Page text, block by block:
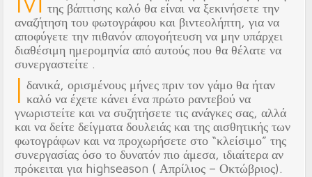
της βάπτισης καλό θα είναι να ξεκινήσετε την
αναζήτηση του φωτογράφου και βιντεολήπτη, για να
αποφύγετε την πιθανόν απογοήτευση να μην υπάρχει
διαθέσιμη ημερομηνία από αυτούς που θα θέλατε να
συνεργαστείτε .
Ι δανικά, ορισμένους μήνες πριν τον γάμο θα ήταν
καλό να έχετε κάνει ένα πρώτο ραντεβού να
γνωριστείτε και να συζητήσετε τις ανάγκες σας, αλλά
και να δείτε δείγματα δουλειάς και της αισθητικής των
φωτογράφων και να προχωρήσετε στο “κλείσιμο” της
συνεργασίας όσο το δυνατόν πιο άμεσα, ιδιαίτερα αν
πρόκειται για highseason ( Απρίλιος – Οκτώβριος).